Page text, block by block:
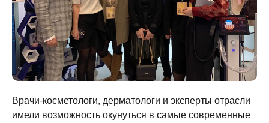
Врачи-косметологи, дерматологи и эксперты отрасли
имели возможность окунуться в самые современные